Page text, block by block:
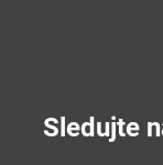
Sledujte